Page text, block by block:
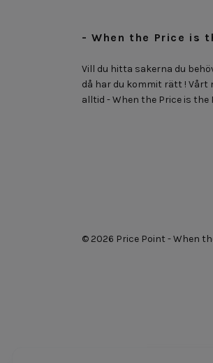
- When the Price is
Vill du hitta sakerna du
då har du kommit rätt !
alltid - When the Price is the
© 2026 Price Point - When